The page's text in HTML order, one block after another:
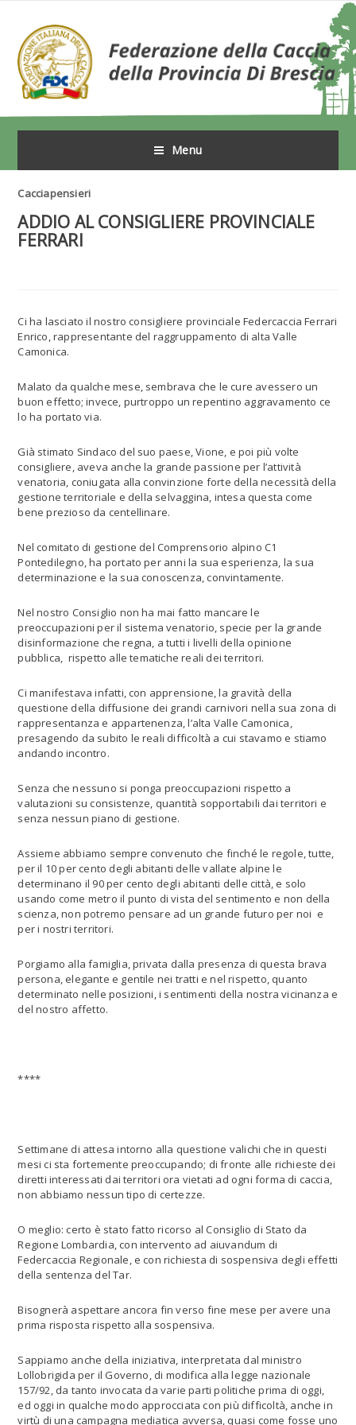
Menu
Cacciapensieri
ADDIO AL CONSIGLIERE PROVINCIALE
FERRARI
Ci ha lasciato il nostro consigliere provinciale Federcaccia Ferrari
Enrico, rappresentante del raggruppamento di alta Valle
Camonica.
Malato da qualche mese, sembrava che le cure avessero un
buon effetto; invece, purtroppo un repentino aggravamento ce
lo ha portato via.
Già stimato Sindaco del suo paese, Vione, e poi più volte
consigliere, aveva anche la grande passione per l’attività
venatoria, coniugata alla convinzione forte della necessità della
gestione territoriale e della selvaggina, intesa questa come
bene prezioso da centellinare.
Nel comitato di gestione del Comprensorio alpino C1
Pontedilegno, ha portato per anni la sua esperienza, la sua
determinazione e la sua conoscenza, convintamente.
Nel nostro Consiglio non ha mai fatto mancare le
preoccupazioni per il sistema venatorio, specie per la grande
disinformazione che regna, a tutti i livelli della opinione
pubblica, rispetto alle tematiche reali dei territori.
Ci manifestava infatti, con apprensione, la gravità della
questione della diffusione dei grandi carnivori nella sua zona di
rappresentanza e appartenenza, l’alta Valle Camonica,
presagendo da subito le reali difficoltà a cui stavamo e stiamo
andando incontro.
Senza che nessuno si ponga preoccupazioni rispetto a
valutazioni su consistenze, quantità sopportabili dai territori e
senza nessun piano di gestione.
Assieme abbiamo sempre convenuto che finché le regole, tutte,
per il 10 per cento degli abitanti delle vallate alpine le
determinano il 90 per cento degli abitanti delle città, e solo
usando come metro il punto di vista del sentimento e non della
scienza, non potremo pensare ad un grande futuro per noi e
per i nostri territori.
Porgiamo alla famiglia, privata dalla presenza di questa brava
persona, elegante e gentile nei tratti e nel rispetto, quanto
determinato nelle posizioni, i sentimenti della nostra vicinanza e
del nostro affetto.
****
Settimane di attesa intorno alla questione valichi che in questi
mesi ci sta fortemente preoccupando; di fronte alle richieste dei
diretti interessati dai territori ora vietati ad ogni forma di caccia,
non abbiamo nessun tipo di certezze.
O meglio: certo è stato fatto ricorso al Consiglio di Stato da
Regione Lombardia, con intervento ad aiuvandum di
Federcaccia Regionale, e con richiesta di sospensiva degli effetti
della sentenza del Tar.
Bisognerà aspettare ancora fin verso fine mese per avere una
prima risposta rispetto alla sospensiva.
Sappiamo anche della iniziativa, interpretata dal ministro
Lollobrigida per il Governo, di modifica alla legge nazionale
157/92, da tanto invocata da varie parti politiche prima di oggi,
ed oggi in qualche modo approcciata con più difficoltà, anche in
virtù di una campagna mediatica avversa, quasi come fosse uno